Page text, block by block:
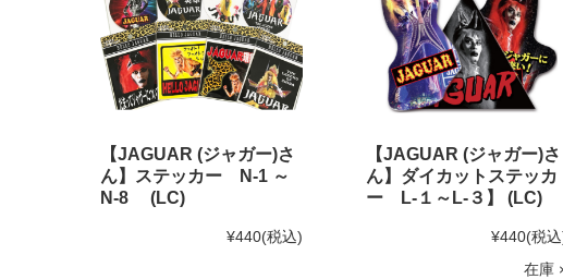
【JAGUAR (ジャガー)さ
ん】ステッカー N-1 ～
N-8 (LC)
¥440(税込)
【JAGUAR (ジャガー)さ
ん】ダイカットステッカ
ー L-１～L-３】 (LC)
¥440(税
在庫